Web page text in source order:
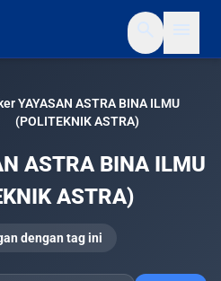
YAYASAN ASTRA BINA ILMU
(POLITEKNIK ASTRA)
ASTRA BINA ILMU
ASTRA)
dengan tag ini